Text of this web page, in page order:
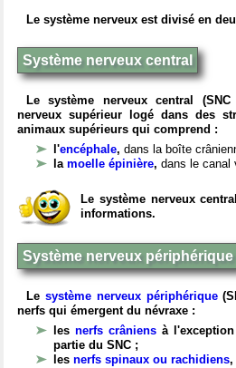
Le système nerveux est divisé en
Système nerveux central
Le système nerveux central
nerveux supérieur logé dans des
animaux supérieurs qui comprend :
l'encéphale, dans la boîte
la moelle épinière, dans le canal
Le système nerveux
informations.
Système nerveux périphérique
Le système nerveux périphérique
nerfs qui émergent du névraxe :
les nerfs crâniens à
partie du SNC ;
les nerfs spinaux ou rachidiens,